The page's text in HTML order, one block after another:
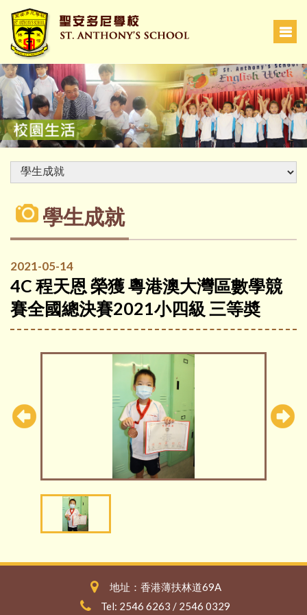
學生成就
2021-05-14
4C 程天恩 榮獲 粵港澳大灣區數學競
賽全國總決賽2021小四級 三等奬
地址：香港薄扶林道69A
Tel: 2546 6263 / 2546 0329